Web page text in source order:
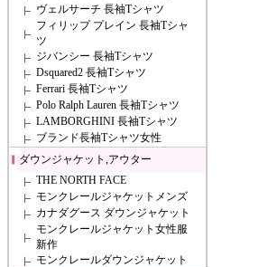
ヴェルサーチ 長袖Tシャツ
フィリップ プレイン 長袖Tシャ
ツ
ジバンシー 長袖Tシャツ
Dsquared2 長袖Tシャツ
Ferrari 長袖Tシャツ
Polo Ralph Lauren 長袖Tシャツ
LAMBORGHINI 長袖Tシャツ
ブランド長袖Tシャツ女性
ダウンジャケット,アウター
THE NORTH FACE
モンクレールジャケットメンズ
カナダグース ダウンジャケット
モンクレールジャケット女性服
新作
モンクレールダウンジャケット